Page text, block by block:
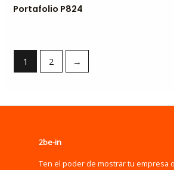
Portafolio P824
1 2 →
2be-in
Ten el poder de mostrar tu empresa